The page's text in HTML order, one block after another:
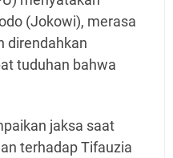
(Jokowi), merasa
direndahkan
tuduhan bahwa
jaksa saat
terhadap Tifauzia